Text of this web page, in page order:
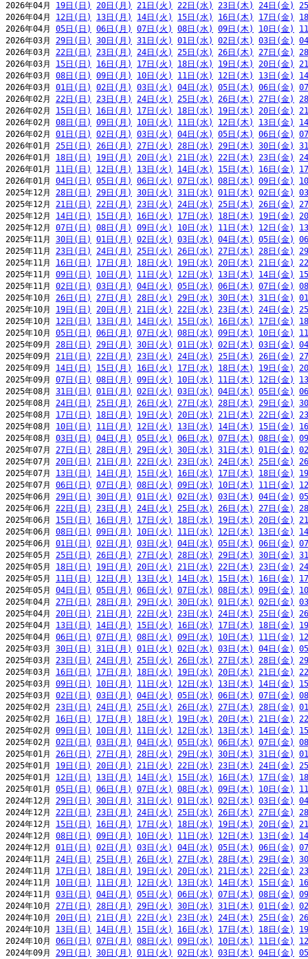
2026年04月 19日(日) 20日(月) 21日(火) 22日(水) 23日(木) 24日(金)
2026年04月 12日(日) 13日(月) 14日(火) 15日(水) 16日(木) 17日(金)
2026年04月 05日(日) 06日(月) 07日(火) 08日(水) 09日(木) 10日(金)
2026年03月 29日(日) 30日(月) 31日(火) 01日(水) 02日(木) 03日(金)
2026年03月 22日(日) 23日(月) 24日(火) 25日(水) 26日(木) 27日(金)
2026年03月 15日(日) 16日(月) 17日(火) 18日(水) 19日(木) 20日(金)
2026年03月 08日(日) 09日(月) 10日(火) 11日(水) 12日(木) 13日(金)
2026年03月 01日(日) 02日(月) 03日(火) 04日(水) 05日(木) 06日(金)
2026年02月 22日(日) 23日(月) 24日(火) 25日(水) 26日(木) 27日(金)
2026年02月 15日(日) 16日(月) 17日(火) 18日(水) 19日(木) 20日(金)
2026年02月 08日(日) 09日(月) 10日(火) 11日(水) 12日(木) 13日(金)
2026年02月 01日(日) 02日(月) 03日(火) 04日(水) 05日(木) 06日(金)
2026年01月 25日(日) 26日(月) 27日(火) 28日(水) 29日(木) 30日(金)
2026年01月 18日(日) 19日(月) 20日(火) 21日(水) 22日(木) 23日(金)
2026年01月 11日(日) 12日(月) 13日(火) 14日(水) 15日(木) 16日(金)
2026年01月 04日(日) 05日(月) 06日(火) 07日(水) 08日(木) 09日(金)
2025年12月 28日(日) 29日(月) 30日(火) 31日(水) 01日(木) 02日(金)
2025年12月 21日(日) 22日(月) 23日(火) 24日(水) 25日(木) 26日(金)
2025年12月 14日(日) 15日(月) 16日(火) 17日(水) 18日(木) 19日(金)
2025年12月 07日(日) 08日(月) 09日(火) 10日(水) 11日(木) 12日(金)
2025年11月 30日(日) 01日(月) 02日(火) 03日(水) 04日(木) 05日(金)
2025年11月 23日(日) 24日(月) 25日(火) 26日(水) 27日(木) 28日(金)
2025年11月 16日(日) 17日(月) 18日(火) 19日(水) 20日(木) 21日(金)
2025年11月 09日(日) 10日(月) 11日(火) 12日(水) 13日(木) 14日(金)
2025年11月 02日(日) 03日(月) 04日(火) 05日(水) 06日(木) 07日(金)
2025年10月 26日(日) 27日(月) 28日(火) 29日(水) 30日(木) 31日(金)
2025年10月 19日(日) 20日(月) 21日(火) 22日(水) 23日(木) 24日(金)
2025年10月 12日(日) 13日(月) 14日(火) 15日(水) 16日(木) 17日(金)
2025年10月 05日(日) 06日(月) 07日(火) 08日(水) 09日(木) 10日(金)
2025年09月 28日(日) 29日(月) 30日(火) 01日(水) 02日(木) 03日(金)
2025年09月 21日(日) 22日(月) 23日(火) 24日(水) 25日(木) 26日(金)
2025年09月 14日(日) 15日(月) 16日(火) 17日(水) 18日(木) 19日(金)
2025年09月 07日(日) 08日(月) 09日(火) 10日(水) 11日(木) 12日(金)
2025年08月 31日(日) 01日(月) 02日(火) 03日(水) 04日(木) 05日(金)
2025年08月 24日(日) 25日(月) 26日(火) 27日(水) 28日(木) 29日(金)
2025年08月 17日(日) 18日(月) 19日(火) 20日(水) 21日(木) 22日(金)
2025年08月 10日(日) 11日(月) 12日(火) 13日(水) 14日(木) 15日(金)
2025年08月 03日(日) 04日(月) 05日(火) 06日(水) 07日(木) 08日(金)
2025年07月 27日(日) 28日(月) 29日(火) 30日(水) 31日(木) 01日(金)
2025年07月 20日(日) 21日(月) 22日(火) 23日(水) 24日(木) 25日(金)
2025年07月 13日(日) 14日(月) 15日(火) 16日(水) 17日(木) 18日(金)
2025年07月 06日(日) 07日(月) 08日(火) 09日(水) 10日(木) 11日(金)
2025年06月 29日(日) 30日(月) 01日(火) 02日(水) 03日(木) 04日(金)
2025年06月 22日(日) 23日(月) 24日(火) 25日(水) 26日(木) 27日(金)
2025年06月 15日(日) 16日(月) 17日(火) 18日(水) 19日(木) 20日(金)
2025年06月 08日(日) 09日(月) 10日(火) 11日(水) 12日(木) 13日(金)
2025年06月 01日(日) 02日(月) 03日(火) 04日(水) 05日(木) 06日(金)
2025年05月 25日(日) 26日(月) 27日(火) 28日(水) 29日(木) 30日(金)
2025年05月 18日(日) 19日(月) 20日(火) 21日(水) 22日(木) 23日(金)
2025年05月 11日(日) 12日(月) 13日(火) 14日(水) 15日(木) 16日(金)
2025年05月 04日(日) 05日(月) 06日(火) 07日(水) 08日(木) 09日(金)
2025年04月 27日(日) 28日(月) 29日(火) 30日(水) 01日(木) 02日(金)
2025年04月 20日(日) 21日(月) 22日(火) 23日(水) 24日(木) 25日(金)
2025年04月 13日(日) 14日(月) 15日(火) 16日(水) 17日(木) 18日(金)
2025年04月 06日(日) 07日(月) 08日(火) 09日(水) 10日(木) 11日(金)
2025年03月 30日(日) 31日(月) 01日(火) 02日(水) 03日(木) 04日(金)
2025年03月 23日(日) 24日(月) 25日(火) 26日(水) 27日(木) 28日(金)
2025年03月 16日(日) 17日(月) 18日(火) 19日(水) 20日(木) 21日(金)
2025年03月 09日(日) 10日(月) 11日(火) 12日(水) 13日(木) 14日(金)
2025年03月 02日(日) 03日(月) 04日(火) 05日(水) 06日(木) 07日(金)
2025年02月 23日(日) 24日(月) 25日(火) 26日(水) 27日(木) 28日(金)
2025年02月 16日(日) 17日(月) 18日(火) 19日(水) 20日(木) 21日(金)
2025年02月 09日(日) 10日(月) 11日(火) 12日(水) 13日(木) 14日(金)
2025年02月 02日(日) 03日(月) 04日(火) 05日(水) 06日(木) 07日(金)
2025年01月 26日(日) 27日(月) 28日(火) 29日(水) 30日(木) 31日(金)
2025年01月 19日(日) 20日(月) 21日(火) 22日(水) 23日(木) 24日(金)
2025年01月 12日(日) 13日(月) 14日(火) 15日(水) 16日(木) 17日(金)
2025年01月 05日(日) 06日(月) 07日(火) 08日(水) 09日(木) 10日(金)
2024年12月 29日(日) 30日(月) 31日(火) 01日(水) 02日(木) 03日(金)
2024年12月 22日(日) 23日(月) 24日(火) 25日(水) 26日(木) 27日(金)
2024年12月 15日(日) 16日(月) 17日(火) 18日(水) 19日(木) 20日(金)
2024年12月 08日(日) 09日(月) 10日(火) 11日(水) 12日(木) 13日(金)
2024年12月 01日(日) 02日(月) 03日(火) 04日(水) 05日(木) 06日(金)
2024年11月 24日(日) 25日(月) 26日(火) 27日(水) 28日(木) 29日(金)
2024年11月 17日(日) 18日(月) 19日(火) 20日(水) 21日(木) 22日(金)
2024年11月 10日(日) 11日(月) 12日(火) 13日(水) 14日(木) 15日(金)
2024年11月 03日(日) 04日(月) 05日(火) 06日(水) 07日(木) 08日(金)
2024年10月 27日(日) 28日(月) 29日(火) 30日(水) 31日(木) 01日(金)
2024年10月 20日(日) 21日(月) 22日(火) 23日(水) 24日(木) 25日(金)
2024年10月 13日(日) 14日(月) 15日(火) 16日(水) 17日(木) 18日(金)
2024年10月 06日(日) 07日(月) 08日(火) 09日(水) 10日(木) 11日(金)
2024年09月 29日(日) 30日(月) 01日(火) 02日(水) 03日(木) 04日(金)